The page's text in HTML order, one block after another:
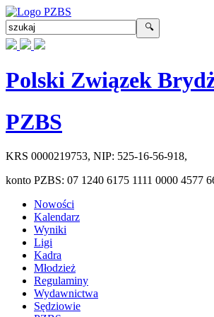
Polski Związek
PZBS
KRS 0000219753, NIP: 525-16-56-918,
konto PZBS: 07 1240 6175 1111 0000 4577
Nowości
Kalendarz
Wyniki
Ligi
Kadra
Młodzież
Regulaminy
Wydawnictwa
Sędziowie